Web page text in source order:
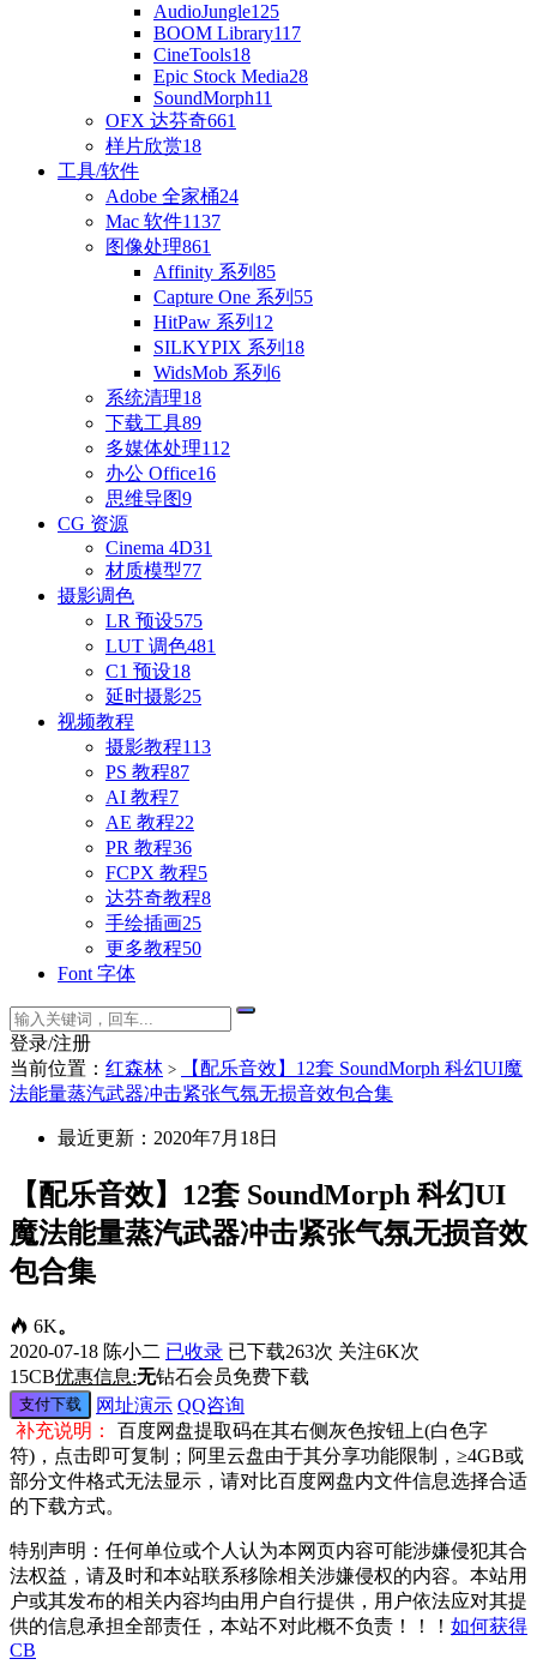
AudioJungle125
BOOM Library117
CineTools18
Epic Stock Media28
SoundMorph11
OFX 达芬奇661
样片欣赏18
工具/软件
Adobe 全家桶24
Mac 软件1137
图像处理861
Affinity 系列 85
Capture One 系列 55
HitPaw 系列 12
SILKYPIX 系列 18
WidsMob 系列 6
系统清理18
下载工具89
多媒体处理112
办公 Office16
思维导图9
CG 资源
Cinema 4D31
材质模型77
摄影调色
LR 预设575
LUT 调色481
C1 预设18
延时摄影25
视频教程
摄影教程113
PS 教程87
AI 教程7
AE 教程22
PR 教程36
FCPX 教程5
达芬奇教程8
手绘插画25
更多教程50
Font 字体
登录/注册
当前位置： 红森林 >
【配乐音效】12套 SoundMorph 科幻UI魔
法能量蒸汽武器冲击紧张气氛无损音效包合集
最近更新：2020年7月18日
【配乐音效】12套 SoundMorph 科幻UI
魔法能量蒸汽武器冲击紧张气氛无损音效
包合集
6K。
2020-07-18 陈小二 已收录 已下载263次 关注6K次
15CB优惠信息:无钻石会员免费下载
支付下载 网址演示 QQ咨询
补充说明：
百度网盘提取码在其右侧灰色按钮上(白色字
符)，点击即可复制；阿里云盘由于其分享功能限制，≥4GB或
部分文件格式无法显示，请对比百度网盘内文件信息选择合适
的下载方式。
特别声明：任何单位或个人认为本网页内容可能涉嫌侵犯其合
法权益，请及时和本站联系移除相关涉嫌侵权的内容。本站用
户或其发布的相关内容均由用户自行提供，用户依法应对其提
供的信息承担全部责任，本站不对此概不负责！！！ 如何获得
CB